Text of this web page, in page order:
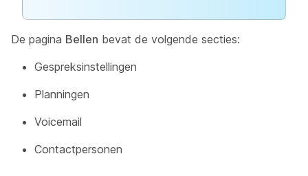
De pagina Bellen bevat de volgende secties:
Gespreksinstellingen
Planningen
Voicemail
Contactpersonen